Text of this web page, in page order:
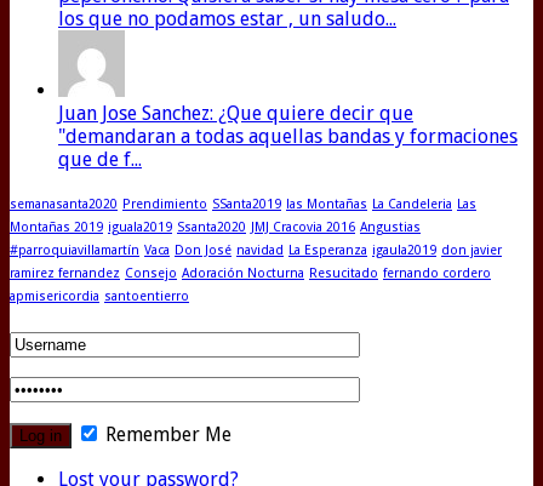
los que no podamos estar , un saludo...
Juan Jose Sanchez: ¿Que quiere decir que
"demandaran a todas aquellas bandas y formaciones
que de f...
semanasanta2020 Prendimiento SSanta2019 las Montañas La Candeleria Las
Montañas 2019 iguala2019 Ssanta2020 JMJ Cracovia 2016 Angustias
#parroquiavillamartín Vaca Don José navidad La Esperanza igaula2019 don javier
ramirez fernandez Consejo Adoración Nocturna Resucitado fernando cordero
apmisericordia santoentierro
Remember Me
Lost your password?